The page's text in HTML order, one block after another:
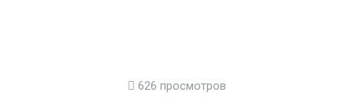
626 просмотров